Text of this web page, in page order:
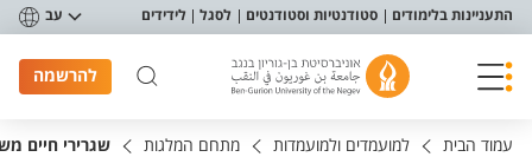
תפריט נגישות
התעניינות בלימודים סטודנטיות וסטודנטים לסגל לידידים עב
להרשמה
עמוד הבית למועמדים ולמועמדות מתחם המלגות שגרירי חיים